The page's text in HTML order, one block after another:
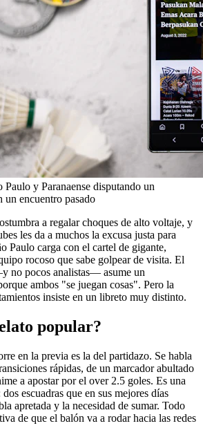
Paulo y Paranaense disputando un
encuentro pasado
a regalar choques de alto voltaje, y
les da a muchos la excusa justa para
Paulo carga con el cartel de gigante,
rocoso que sabe golpear de visita. El
no pocos analistas— asume un
ambos "se juegan cosas". Pero la
insiste en un libreto muy distinto.
popular?
en la previa es la del partidazo. Se habla
rápidas, de un marcador abultado
a apostar por el over 2.5 goles. Es una
escuadras que en sus mejores días
apretada y la necesidad de sumar. Todo
de que el balón va a rodar hacia las redes